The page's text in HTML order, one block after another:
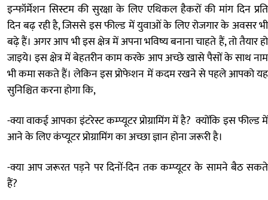
इन्फॉर्मेशन सिस्टम की सुरक्षा के लिए एथिकल हैकरों की मांग दिन प्रति
दिन बढ़ रही है, जिससे इस फील्ड में युवाओं के लिए रोजगार के अवसर भी
बढ़े हैं। अगर आप भी इस क्षेत्र में अपना भविष्य बनाना चाहते हैं, तो तैयार हो
जाइये। इस क्षेत्र में बेहतरीन काम करके आप अच्छे खासे पैसों के साथ नाम
भी कमा सकते हैं। लेकिन इस प्रोफेशन में कदम रखने से पहले आपको यह
सुनिश्चित करना होगा कि,
-क्या वाकई आपका इंटरेस्ट कम्प्यूटर प्रोग्रामिंग में है? क्योंकि इस फील्ड में
आने के लिए कंप्यूटर प्रोग्रामिंग का अच्छा ज्ञान होना जरूरी है।
-क्या आप जरूरत पड़ने पर दिनों-दिन तक कम्प्यूटर के सामने बैठ सकते
हैं?